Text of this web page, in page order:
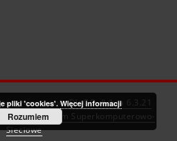
DInGO dLibra 6.3.21
Centrum Superkomputerowo-
Sieciowe
pliki 'cookies'. Więcej informacji
Rozumiem